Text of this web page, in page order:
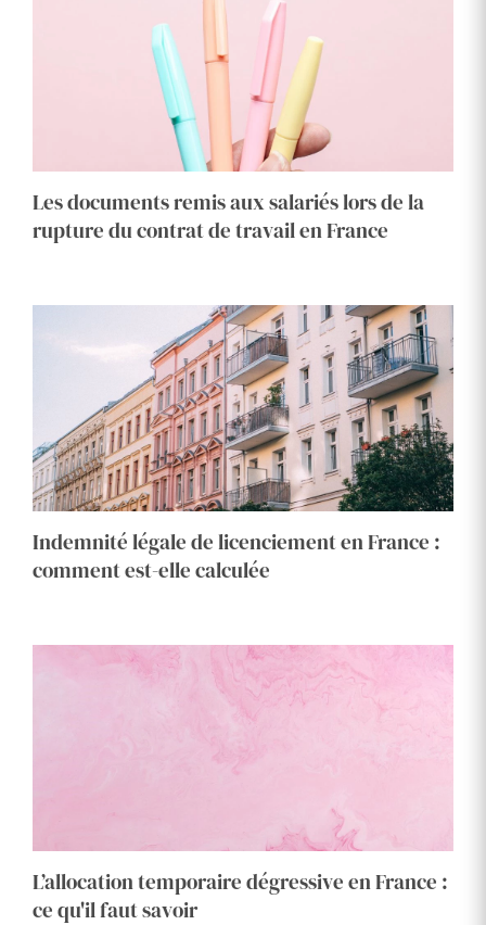
Les documents remis aux salariés lors de la
rupture du contrat de travail en France
Indemnité légale de licenciement en France :
comment est-elle calculée
L’allocation temporaire dégressive en France :
ce qu'il faut savoir